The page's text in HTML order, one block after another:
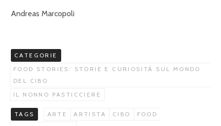
Andreas Marcopoli
CATEGORIE
FOOD STORIES: STORIE E CURIOSITÀ SUL MONDO
DEL CIBO
IL NONNO PASTICCIERE
TAGS ARTE ARTISTA CIBO
FOOD